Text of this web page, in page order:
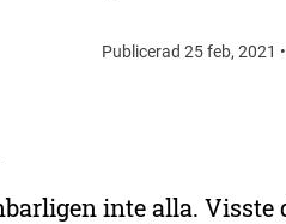
Publicerad 25 feb, 2021
inte alla. Visste